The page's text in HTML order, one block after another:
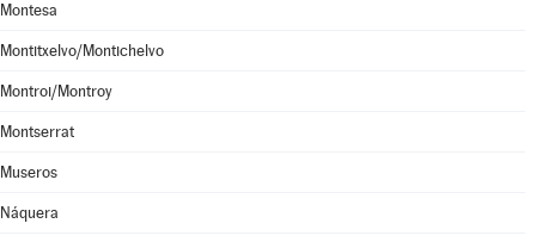
Montesa
Montitxelvo/Montichelvo
Montroi/Montroy
Montserrat
Museros
Náquera